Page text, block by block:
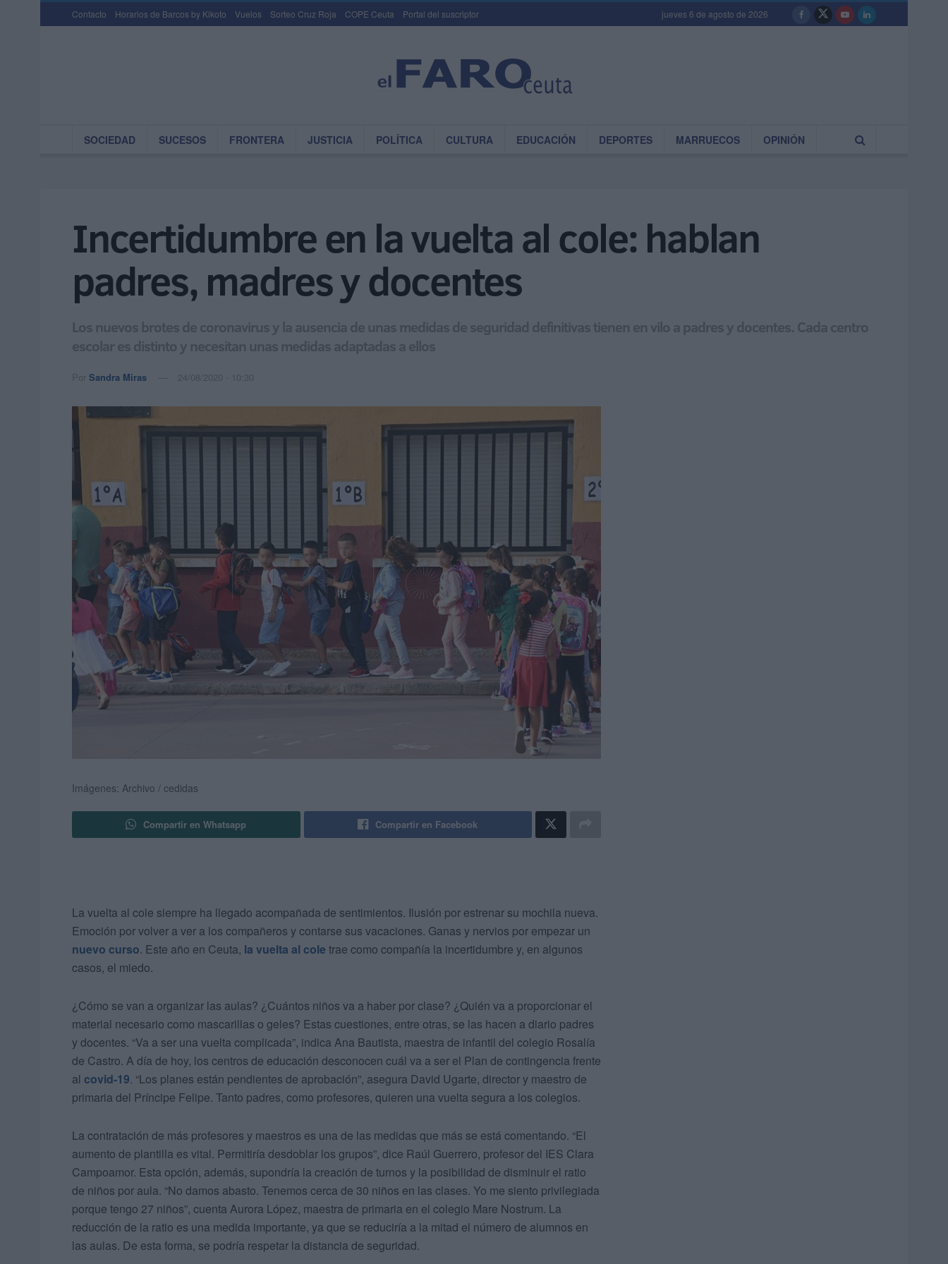
Contacto Horarios de Barcos by Kikoto Vuelos Sorteo Cruz Roja COPE Ceuta Portal del suscriptor jueves 6 de agosto de 2026
SOCIEDAD SUCESOS FRONTERA JUSTICIA POLÍTICA CULTURA EDUCACIÓN DEPORTES MARRUECOS OPINIÓN
Incertidumbre en la vuelta al cole: hablan
padres, madres y docentes
Los nuevos brotes de coronavirus y la ausencia de unas medidas de seguridad definitivas tienen en vilo a padres y docentes. Cada centro
escolar es distinto y necesitan unas medidas adaptadas a ellos
Por Sandra Miras 24/08/2020 - 10:30
Imágenes: Archivo / cedidas
Compartir en Whatsapp Compartir en Facebook
La vuelta al cole siempre ha llegado acompañada de sentimientos. Ilusión por estrenar su mochila nueva.
Emoción por volver a ver a los compañeros y contarse sus vacaciones. Ganas y nervios por empezar un
nuevo curso. Este año en Ceuta, la vuelta al cole trae como compañía la incertidumbre y, en algunos
casos, el miedo.
¿Cómo se van a organizar las aulas? ¿Cuántos niños va a haber por clase? ¿Quién va a proporcionar el
material necesario como mascarillas o geles? Estas cuestiones, entre otras, se las hacen a diario padres
y docentes. “Va a ser una vuelta complicada”, indica Ana Bautista, maestra de infantil del colegio Rosalía
de Castro. A día de hoy, los centros de educación desconocen cuál va a ser el Plan de contingencia frente
al covid-19. “Los planes están pendientes de aprobación”, asegura David Ugarte, director y maestro de
primaria del Príncipe Felipe. Tanto padres, como profesores, quieren una vuelta segura a los colegios.
La contratación de más profesores y maestros es una de las medidas que más se está comentando. “El
aumento de plantilla es vital. Permitiría desdoblar los grupos”, dice Raúl Guerrero, profesor del IES Clara
Campoamor. Esta opción, además, supondría la creación de turnos y la posibilidad de disminuir el ratio
de niños por aula. “No damos abasto. Tenemos cerca de 30 niños en las clases. Yo me siento privilegiada
porque tengo 27 niños”, cuenta Aurora López, maestra de primaria en el colegio Mare Nostrum. La
reducción de la ratio es una medida importante, ya que se reduciría a la mitad el número de alumnos en
las aulas. De esta forma, se podría respetar la distancia de seguridad.